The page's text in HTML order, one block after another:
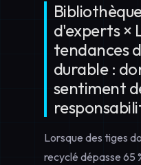
d'experts ×
tendances
durable :
sentiment
Lorsque des tiges
recyclé dépasse 65